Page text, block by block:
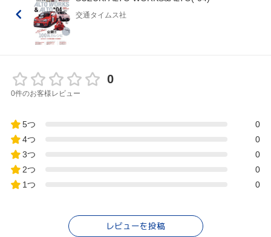
交通タイムス社
0
0件のお客様レビュー
5つ
0
4つ
0
3つ
0
2つ
0
1つ
0
レビューを投稿